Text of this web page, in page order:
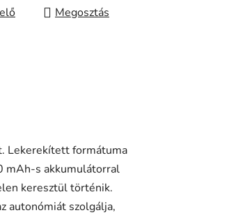
Megosztás
Lekerekített formátuma
mAh-s akkumulátorral
keresztül történik.
autonómiát szolgálja,